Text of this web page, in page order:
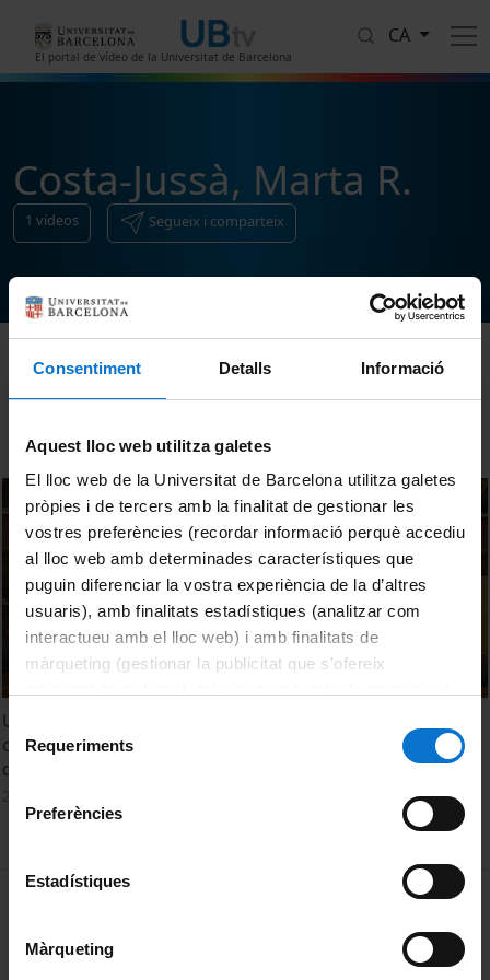
Consentiment Detalls Informació
Aquest lloc web utilitza galetes
El lloc web de la Universitat de Barcelona utilitza galetes
pròpies i de tercers amb la finalitat de gestionar les
vostres preferències (recordar informació perquè accediu
al lloc web amb determinades característiques que
puguin diferenciar la vostra experiència de la d’altres
usuaris), amb finalitats estadístiques (analitzar com
interactueu amb el lloc web) i amb finalitats de
màrqueting (gestionar la publicitat que s’ofereix
consultar laPolítica de galetes del lloc web de la
Selecció
de
consentiment
Requeriments
Preferències
Estadístiques
Màrqueting
El portal de vídeo de la Universitat de Barcelona
CA
Costa-Jussà, Marta R.
1 vídeos Segueix i comparteix
UCATx, com estàs UCATx? Taula Rodona: Com els MOOCs
canvien la docència a la Universitat: experiències
d'hibridació. Casos concrets
MENÚ PEU 1